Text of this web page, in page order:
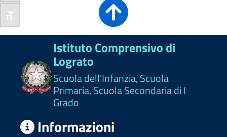
Attiva/disattiva dimensione testo
Istituto Comprensivo di
Lograto
Scuola dell'Infanzia, Scuola
Primaria, Scuola Secondaria di I
Grado
Informazioni